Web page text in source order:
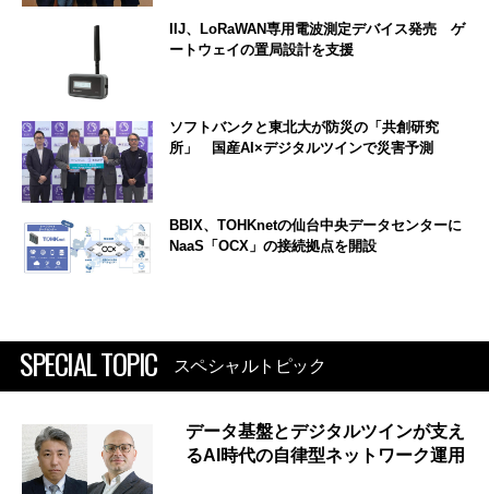
IIJ、LoRaWAN専用電波測定デバイス発売 ゲ
ートウェイの置局設計を支援
ソフトバンクと東北大が防災の「共創研究
所」 国産AI×デジタルツインで災害予測
BBIX、TOHKnetの仙台中央データセンターに
NaaS「OCX」の接続拠点を開設
SPECIAL TOPIC スペシャルトピック
データ基盤とデジタルツインが支え
るAI時代の自律型ネットワーク運用